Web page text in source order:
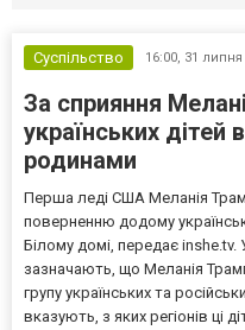
Суспільство 16:00, 31 липня
За сприяння
українських дітей
родинами
Перша леді США Меланія
поверненню додому
Білому домі, передає inshe.tv.
зазначають, що Меланія
групу українських та
вказують, з яких регіонів ці